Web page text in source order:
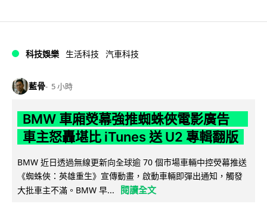
科技娛樂 生活科技 汽車科技
藍骨 5 小時
BMW 車廂熒幕強推蜘蛛俠電影廣告
車主怒轟堪比 iTunes 送 U2 專輯翻版
BMW 近日透過無線更新向全球逾 70 個市場車輛中控熒幕推送
《蜘蛛俠：英雄重生》宣傳動畫，啟動車輛即彈出通知，觸發
大批車主不滿。BMW 早...
閱讀全文